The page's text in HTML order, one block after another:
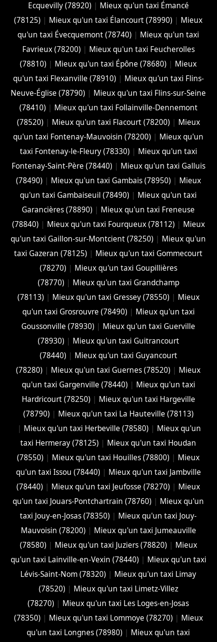
Ecquevilly (78920) | Mieux qu'un taxi Émancé
(78125) | Mieux qu'un taxi Élancourt (78990) | Mieux
qu'un taxi Évecquemont (78740) | Mieux qu'un taxi
Favrieux (78200) | Mieux qu'un taxi Feucherolles
(78810) | Mieux qu'un taxi Épône (78680) | Mieux
qu'un taxi Flexanville (78910) | Mieux qu'un taxi Flins-
Neuve-Église (78790) | Mieux qu'un taxi Flins-sur-Seine
(78410) | Mieux qu'un taxi Follainville-Dennemont
(78520) | Mieux qu'un taxi Flacourt (78200) | Mieux
qu'un taxi Fontenay-Mauvoisin (78200) | Mieux qu'un
taxi Fontenay-le-Fleury (78330) | Mieux qu'un taxi
Fontenay-Saint-Père (78440) | Mieux qu'un taxi Galluis
(78490) | Mieux qu'un taxi Gambais (78950) | Mieux
qu'un taxi Gambaiseuil (78490) | Mieux qu'un taxi
Garancières (78890) | Mieux qu'un taxi Freneuse
(78840) | Mieux qu'un taxi Fourqueux (78112) | Mieux
qu'un taxi Gaillon-sur-Montcient (78250) | Mieux qu'un
taxi Gazeran (78125) | Mieux qu'un taxi Gommecourt
(78270) | Mieux qu'un taxi Goupillières
(78770) | Mieux qu'un taxi Grandchamp
(78113) | Mieux qu'un taxi Gressey (78550) | Mieux
qu'un taxi Grosrouvre (78490) | Mieux qu'un taxi
Goussonville (78930) | Mieux qu'un taxi Guerville
(78930) | Mieux qu'un taxi Guitrancourt
(78440) | Mieux qu'un taxi Guyancourt
(78280) | Mieux qu'un taxi Guernes (78520) | Mieux
qu'un taxi Gargenville (78440) | Mieux qu'un taxi
Hardricourt (78250) | Mieux qu'un taxi Hargeville
(78790) | Mieux qu'un taxi La Hauteville (78113)
| Mieux qu'un taxi Herbeville (78580) | Mieux qu'un
taxi Hermeray (78125) | Mieux qu'un taxi Houdan
(78550) | Mieux qu'un taxi Houilles (78800) | Mieux
qu'un taxi Issou (78440) | Mieux qu'un taxi Jambville
(78440) | Mieux qu'un taxi Jeufosse (78270) | Mieux
qu'un taxi Jouars-Pontchartrain (78760) | Mieux qu'un
taxi Jouy-en-Josas (78350) | Mieux qu'un taxi Jouy-
Mauvoisin (78200) | Mieux qu'un taxi Jumeauville
(78580) | Mieux qu'un taxi Juziers (78820) | Mieux
qu'un taxi Lainville-en-Vexin (78440) | Mieux qu'un taxi
Lévis-Saint-Nom (78320) | Mieux qu'un taxi Limay
(78520) | Mieux qu'un taxi Limetz-Villez
(78270) | Mieux qu'un taxi Les Loges-en-Josas
(78350) | Mieux qu'un taxi Lommoye (78270) | Mieux
qu'un taxi Longnes (78980) | Mieux qu'un taxi